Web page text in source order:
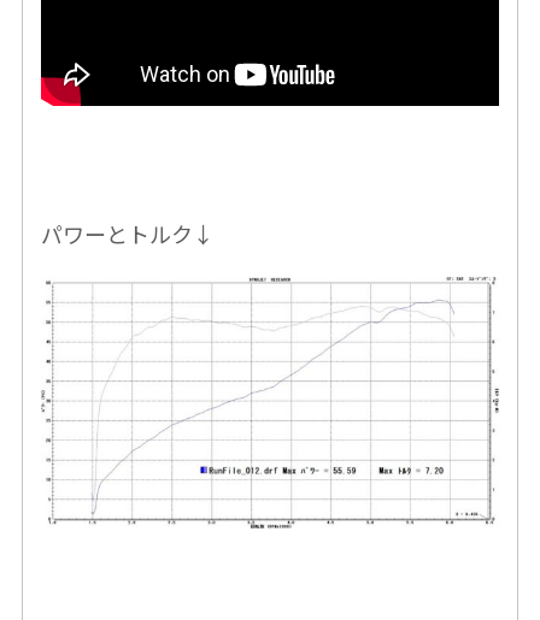
パワーとトルク↓